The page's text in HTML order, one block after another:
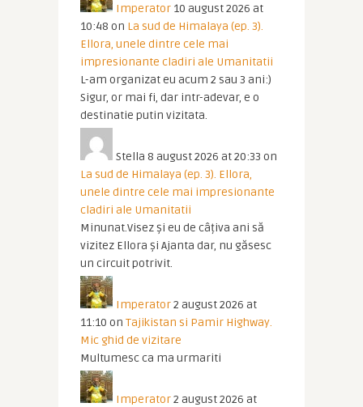
Imperator10 august 2026 at
10:48 on La sud de Himalaya (ep. 3).
Ellora, unele dintre cele mai
impresionante cladiri ale Umanitatii
L-am organizat eu acum 2 sau 3 ani:)
Sigur, or mai fi, dar intr-adevar, e o
destinatie putin vizitata.
Stella 8 august 2026 at 20:33 on
La sud de Himalaya (ep. 3). Ellora,
unele dintre cele mai impresionante
cladiri ale Umanitatii
Minunat.Visez și eu de câțiva ani să
vizitez Ellora și Ajanta dar, nu găsesc
un circuit potrivit.
Imperator2 august 2026 at
11:10 on Tajikistan si Pamir Highway.
Mic ghid de vizitare
Multumesc ca ma urmariti
Imperator2 august 2026 at